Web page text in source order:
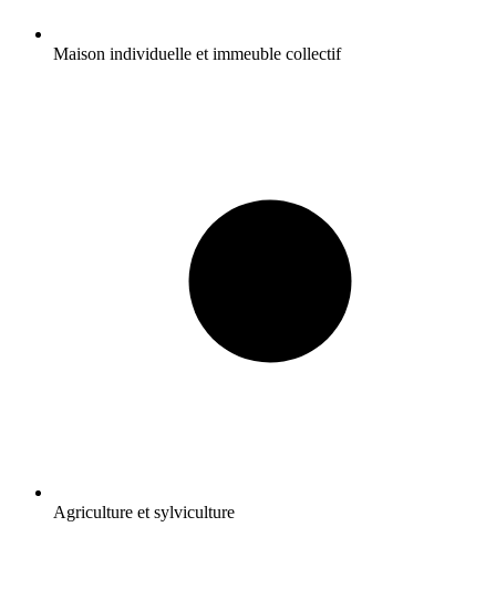
Maison individuelle et immeuble collectif
Agriculture et sylviculture